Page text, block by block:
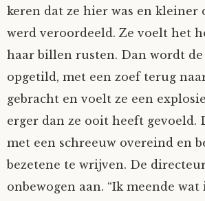
keren dat ze hier was en kleiner
werd veroordeeld. Ze voelt het
haar billen rusten. Dan wordt de
opgetild, met een zoef terug
gebracht en voelt ze een
erger dan ze ooit heeft gevoeld.
met een schreeuw overeind en
bezetene te wrijven. De
onbewogen aan. “Ik meende wat